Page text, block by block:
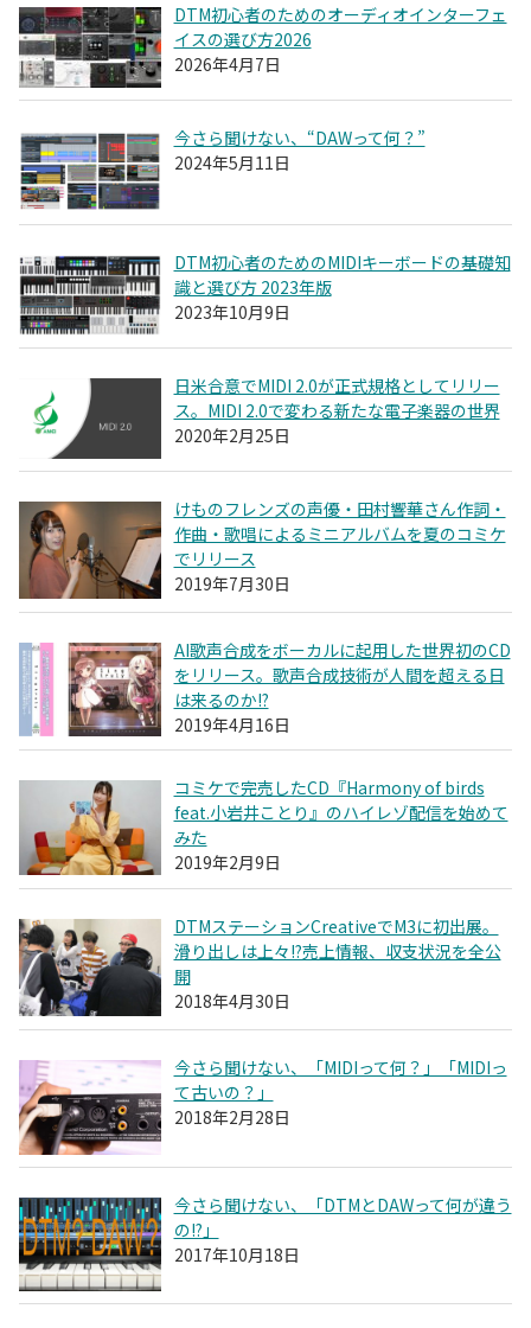
DTM初心者のためのオーディオインターフェ
イスの選び方2026
2026年4月7日
今さら聞けない、“DAWって何？”
2024年5月11日
DTM初心者のためのMIDIキーボードの基礎知
識と選び方 2023年版
2023年10月9日
日米合意でMIDI 2.0が正式規格としてリリー
ス。MIDI 2.0で変わる新たな電子楽器の世界
2020年2月25日
けものフレンズの声優・田村響華さん作詞・
作曲・歌唱によるミニアルバムを夏のコミケ
でリリース
2019年7月30日
AI歌声合成をボーカルに起用した世界初のCD
をリリース。歌声合成技術が人間を超える日
は来るのか!?
2019年4月16日
コミケで完売したCD『Harmony of birds
feat.小岩井ことり』のハイレゾ配信を始めて
みた
2019年2月9日
DTMステーションCreativeでM3に初出展。
滑り出しは上々!?売上情報、収支状況を全公
開
2018年4月30日
今さら聞けない、「MIDIって何？」「MIDIっ
て古いの？」
2018年2月28日
今さら聞けない、「DTMとDAWって何が違う
の!?」
2017年10月18日